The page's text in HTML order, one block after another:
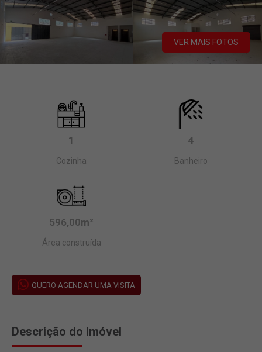
VER MAIS FOTOS
1
Cozinha
4
Banheiro
596,00m²
Área construída
QUERO AGENDAR UMA VISITA
Descrição do Imóvel